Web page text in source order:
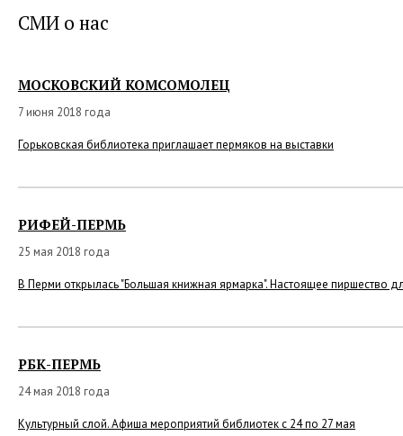
СМИ о нас
МОСКОВСКИЙ КОМСОМОЛЕЦ
7 июня 2018 года
Горьковская библиотека приглашает пермяков на выставки
РИФЕЙ-ПЕРМЬ
25 мая 2018 года
В Перми открылась "Большая книжная ярмарка". Настоящее пиршество
РБК-ПЕРМЬ
24 мая 2018 года
Культурный слой. Афиша мероприятий библиотек с 24 по 27 мая